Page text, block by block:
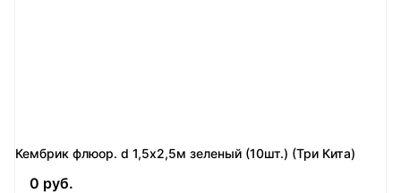
Кембрик флюор. d 1,5х2,5м зеленый (10шт.) (Три Кита)
0 руб.